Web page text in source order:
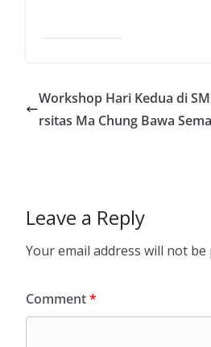
Workshop Hari Kedua di
rsitas Ma Chung Bawa
Leave a Reply
Your email address will not be
Comment*